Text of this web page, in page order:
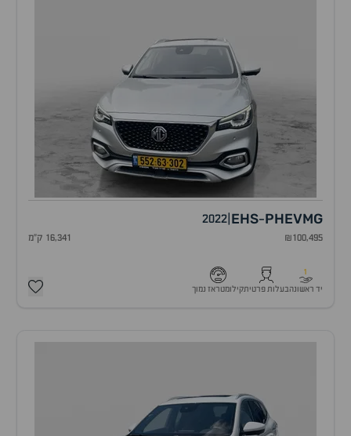
MG
EHS-PHEV
2022
₪100,495 16,341 ק"מ
1
יד ראשונהבעלות פרטיתקילומטראז נמוך